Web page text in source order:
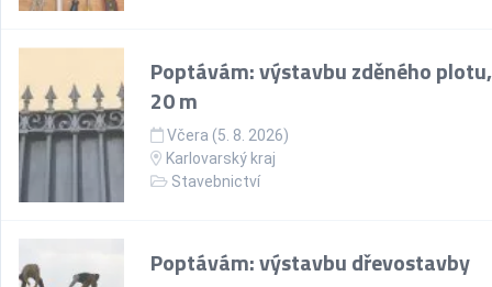
Poptávám: výstavbu zděného
20 m
Včera (5. 8. 2026)
Karlovarský kraj
Stavebnictví
Poptávám: výstavbu dřevostavby